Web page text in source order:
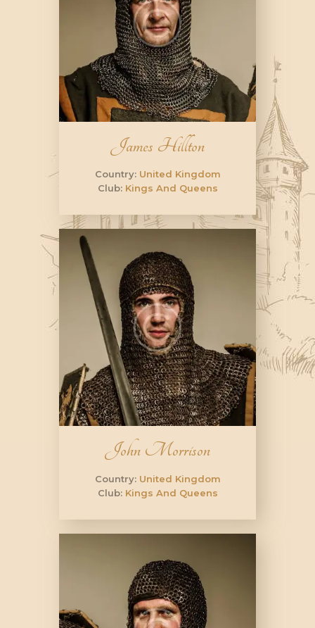
James Hillton
Country: United Kingdom
Club: Kings And Queens
John Morrison
Country: United Kingdom
Club: Kings And Queens